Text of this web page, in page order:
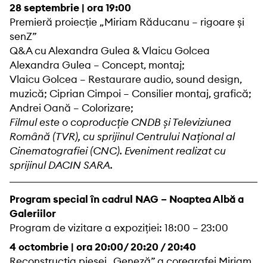
28 septembrie | ora 19:00
Premieră proiecție „Miriam Răducanu – rigoare și
senZ”
Q&A cu Alexandra Gulea & Vlaicu Golcea
Alexandra Gulea – Concept, montaj;
Vlaicu Golcea – Restaurare audio, sound design,
muzică; Ciprian Cimpoi – Consilier montaj, grafică;
Andrei Oană – Colorizare;
Filmul este o coproducție CNDB și Televiziunea
Română (TVR), cu sprijinul Centrului Național al
Cinematografiei (CNC). Eveniment realizat cu
sprijinul DACIN SARA.
Program special în cadrul NAG – Noaptea Albă a
Galeriilor
Program de vizitare a expoziției: 18:00 – 23:00
4 octombrie | ora 20:00/ 20:20 / 20:40